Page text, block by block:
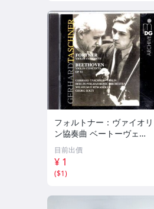
フォルトナー：ヴァイオリ
ン協奏曲 ベートーヴェ
ン：ヴァイオリン協奏曲
ゲルハルト・タシュナー D
G Archive 133
目前出價
¥ 1
($1)